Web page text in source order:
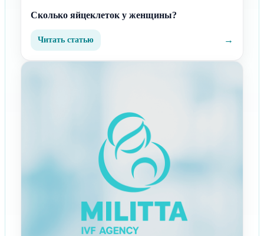
Сколько яйцеклеток у женщины?
Читать статью →